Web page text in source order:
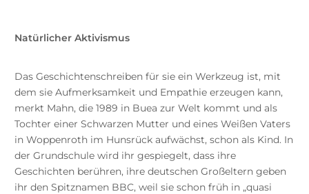
Natürlicher Aktivismus
Das Geschichtenschreiben für sie ein Werkzeug ist, mit
dem sie Aufmerksamkeit und Empathie erzeugen kann,
merkt Mahn, die 1989 in Buea zur Welt kommt und als
Tochter einer Schwarzen Mutter und eines Weißen Vaters
in Woppenroth im Hunsrück aufwächst, schon als Kind. In
der Grundschule wird ihr gespiegelt, dass ihre
Geschichten berühren, ihre deutschen Großeltern geben
ihr den Spitznamen BBC, weil sie schon früh in „quasi